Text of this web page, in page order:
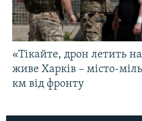
«Тікайте, дрон летить
живе Харків – місто-
км від фронту